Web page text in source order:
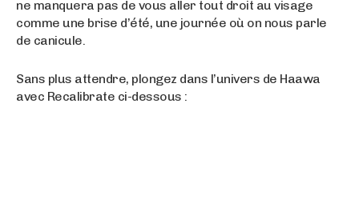
ne manquera pas de vous aller tout droit au visage
comme une brise d’été, une journée où on nous parle
de canicule.
Sans plus attendre, plongez dans l’univers de Haawa
avec Recalibrate ci-dessous :